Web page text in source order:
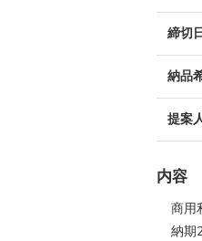
締切
納品
提案
内容
商用
納期